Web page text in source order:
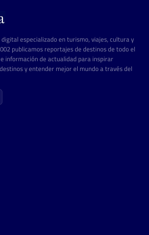
especializado en turismo, viajes, cultura y
publicamos reportajes de destinos de todo el
información de actualidad para inspirar
y entender mejor el mundo a través del